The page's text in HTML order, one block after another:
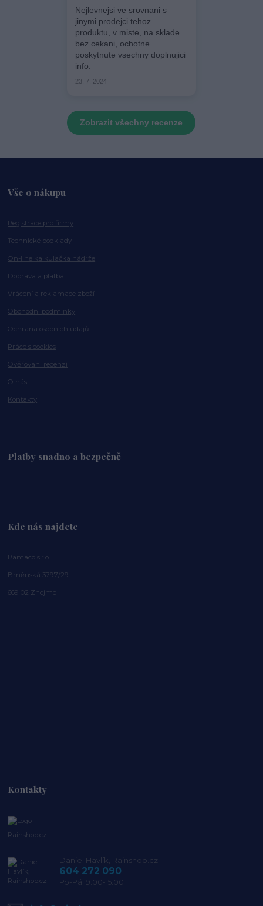
Nejlevnejsi ve srovnani s
jinymi prodejci tehoz
produktu, v miste, na sklade
bez cekani, ochotne
poskytnute vsechny doplnujici
info.
23. 7. 2024
Zobrazit všechny recenze
Vše o nákupu
Registrace pro firmy
Technické podklady
On-line kalkulačka nádrže
Doprava a platba
Vrácení a reklamace zboží
Obchodní podmínky
Ochrana osobních údajů
Práce s cookies
Ověřování recenzí
O nás
Kontakty
Platby snadno a bezpečně
Kde nás najdete
Ramaco s.r.o.
Brněnská 3797/29
669 02 Znojmo
Kontakty
Rainshop.cz
Daniel Havlík, Rainshop.cz
604 272 090
Po-Pá: 9.00-15.00